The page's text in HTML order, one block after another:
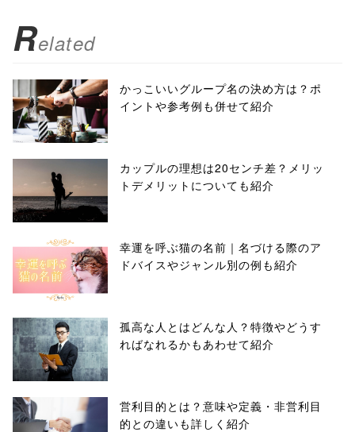
Related
かっこいいグループ名の決め方は？ポ
イントや参考例も併せて紹介
カップルの理想は20センチ差？メリッ
トデメリットについても紹介
幸運を呼ぶ猫の名前｜名づける際のア
ドバイスやジャンル別の例も紹介
孤高な人とはどんな人？特徴やどうす
ればなれるかもあわせて紹介
営利目的とは？意味や定義・非営利目
的との違いも詳しく紹介